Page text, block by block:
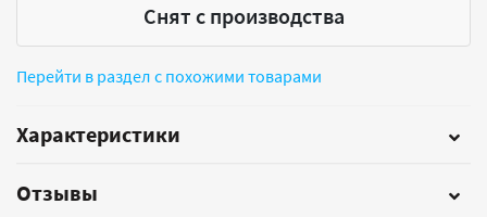
Снят с производства
Перейти в раздел с похожими товарами
Характеристики
Отзывы